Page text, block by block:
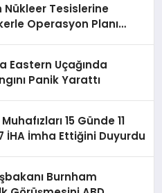
Nükleer Tesislerine
Operasyon Planı
Eastern Uçağında
Panik Yarattı
15 Günde 11
İHA İmha Ettiğini Duyurdu
Burnham